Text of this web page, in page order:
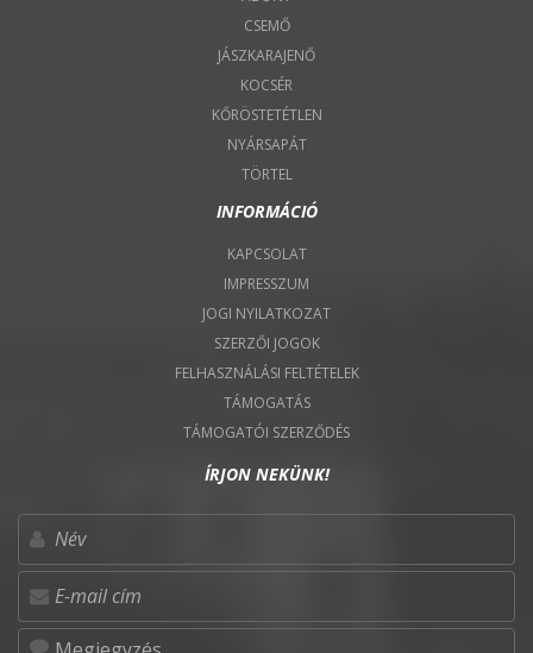
CSEMŐ
JÁSZKARAJENŐ
KOCSÉR
KŐRÖSTETÉTLEN
NYÁRSAPÁT
TÖRTEL
INFORMÁCIÓ
KAPCSOLAT
IMPRESSZUM
JOGI NYILATKOZAT
SZERZŐI JOGOK
FELHASZNÁLÁSI FELTÉTELEK
TÁMOGATÁS
TÁMOGATÓI SZERZŐDÉS
ÍRJON NEKÜNK!